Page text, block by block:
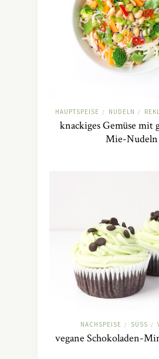
HAUPTSPEISE / NUDELN /
knackiges Gemüse mit
Mie-Nudeln
NACHSPEISE / SÜSS /
vegane Schokoladen-